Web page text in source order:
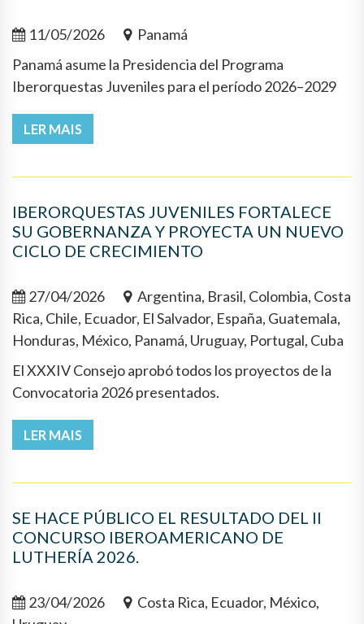
11/05/2026
Panamá
Panamá asume la Presidencia del Programa
Iberorquestas Juveniles para el período 2026–2029
LER MAIS
IBERORQUESTAS JUVENILES FORTALECE
SU GOBERNANZA Y PROYECTA UN NUEVO
CICLO DE CRECIMIENTO
27/04/2026
Argentina, Brasil, Colombia, Costa
Rica, Chile, Ecuador, El Salvador, España, Guatemala,
Honduras, México, Panamá, Uruguay, Portugal, Cuba
El XXXIV Consejo aprobó todos los proyectos de la
Convocatoria 2026 presentados.
LER MAIS
SE HACE PÚBLICO EL RESULTADO DEL II
CONCURSO IBEROAMERICANO DE
LUTHERÍA 2026.
23/04/2026
Costa Rica, Ecuador, México,